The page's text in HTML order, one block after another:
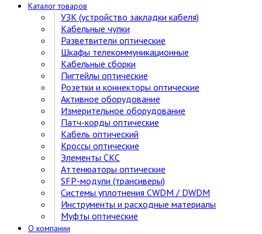
Каталог товаров
УЗК (устройство закладки кабеля)
Кабельные чулки
Разветвители оптические
Шкафы телекоммуникационные
Кабельные сборки
Пигтейлы оптические
Розетки и коннекторы оптические
Активное оборудование
Измерительное оборудование
Патч-корды оптические
Кабель оптический
Кроссы оптические
Элементы СКС
Аттенюаторы оптические
SFP-модули (трансиверы)
Cистемы уплотнения CWDM / DWDM
Инструменты и расходные материалы
Муфты оптические
О компании